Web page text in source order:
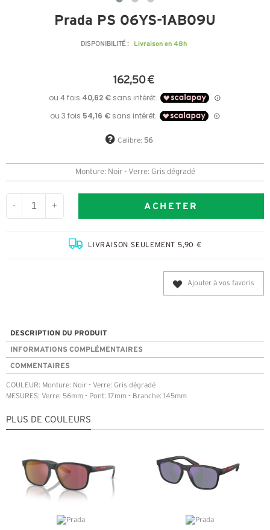
Prada PS 06YS-1AB09U
DISPONIBILITÉ : Livraison en 48h
162,50 €
Calibre: 56
Monture: Noir - Verre: Gris dégradé
- + ACHETER
LIVRAISON SEULEMENT 5,90 €
Ajouter à vos favoris
DESCRIPTION DU PRODUIT
INFORMATIONS COMPLÉMENTAIRES
COMMENTAIRES
COULEUR: Monture: Noir - Verre: Gris dégradé
MESURES: Verre: 56mm - Pont: 17mm - Branche: 145mm
PLUS DE COULEURS